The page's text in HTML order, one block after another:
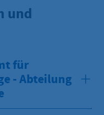
und
für
- Abteilung